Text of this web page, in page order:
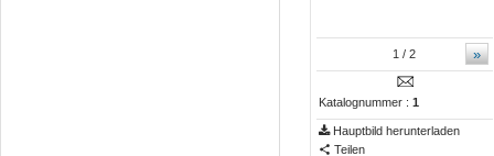
»
1 / 2
Katalognummer : 1
Hauptbild herunterladen
Teilen